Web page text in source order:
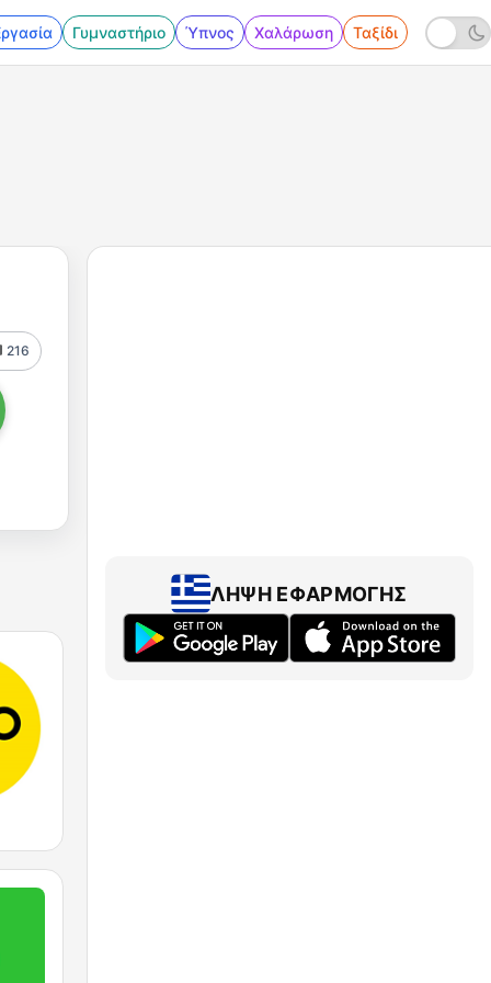
Γυμναστήριο Ύπνος Χαλάρωση Ταξίδι
216
ΛΉΨΗ ΕΦΑΡΜΟΓΉΣ